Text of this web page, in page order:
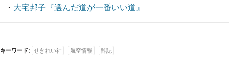
・ 大宅邦子『選んだ道が一番いい道』
キーワード: せきれい社 航空情報 雑誌